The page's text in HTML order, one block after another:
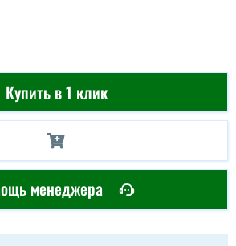
Купить в 1 клик
менеджера